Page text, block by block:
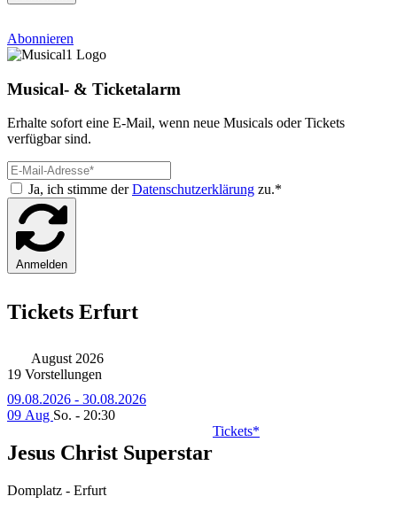
Abonnieren
Musical- & Ticketalarm
Erhalte sofort eine E-Mail, wenn neue Musicals oder Tickets
verfügbar sind.
Ja, ich stimme derDatenschutzerklärung zu.*
Anmelden
Tickets Erfurt
August 2026
19 Vorstellungen
09.08.2026 - 30.08.2026
09 Aug So. - 20:30
Jesus Christ Superstar
Domplatz - Erfurt
Tickets*